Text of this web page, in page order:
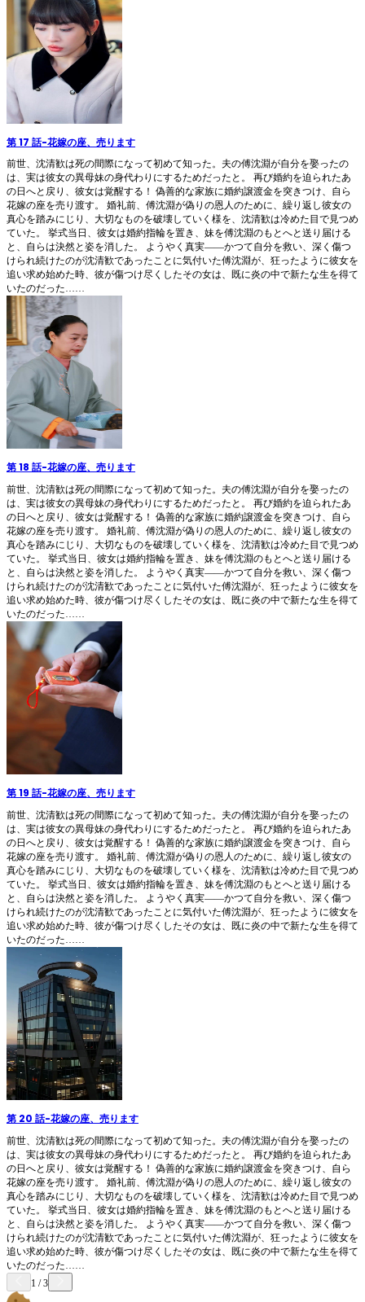
第 17 話-花嫁の座、売ります
前世、沈清歓は死の間際になって初めて知った。夫の傅沈淵が自分を娶ったの
は、実は彼女の異母妹の身代わりにするためだったと。 再び婚約を迫られたあ
の日へと戻り、彼女は覚醒する！ 偽善的な家族に婚約譲渡金を突きつけ、自ら
花嫁の座を売り渡す。 婚礼前、傅沈淵が偽りの恩人のために、繰り返し彼女の
真心を踏みにじり、大切なものを破壊していく様を、沈清歓は冷めた目で見つめ
ていた。 挙式当日、彼女は婚約指輪を置き、妹を傅沈淵のもとへと送り届ける
と、自らは決然と姿を消した。 ようやく真実――かつて自分を救い、深く傷つ
けられ続けたのが沈清歓であったことに気付いた傅沈淵が、狂ったように彼女を
追い求め始めた時、彼が傷つけ尽くしたその女は、既に炎の中で新たな生を得て
いたのだった……
第 18 話-花嫁の座、売ります
前世、沈清歓は死の間際になって初めて知った。夫の傅沈淵が自分を娶ったの
は、実は彼女の異母妹の身代わりにするためだったと。 再び婚約を迫られたあ
の日へと戻り、彼女は覚醒する！ 偽善的な家族に婚約譲渡金を突きつけ、自ら
花嫁の座を売り渡す。 婚礼前、傅沈淵が偽りの恩人のために、繰り返し彼女の
真心を踏みにじり、大切なものを破壊していく様を、沈清歓は冷めた目で見つめ
ていた。 挙式当日、彼女は婚約指輪を置き、妹を傅沈淵のもとへと送り届ける
と、自らは決然と姿を消した。 ようやく真実――かつて自分を救い、深く傷つ
けられ続けたのが沈清歓であったことに気付いた傅沈淵が、狂ったように彼女を
追い求め始めた時、彼が傷つけ尽くしたその女は、既に炎の中で新たな生を得て
いたのだった……
第 19 話-花嫁の座、売ります
前世、沈清歓は死の間際になって初めて知った。夫の傅沈淵が自分を娶ったの
は、実は彼女の異母妹の身代わりにするためだったと。 再び婚約を迫られたあ
の日へと戻り、彼女は覚醒する！ 偽善的な家族に婚約譲渡金を突きつけ、自ら
花嫁の座を売り渡す。 婚礼前、傅沈淵が偽りの恩人のために、繰り返し彼女の
真心を踏みにじり、大切なものを破壊していく様を、沈清歓は冷めた目で見つめ
ていた。 挙式当日、彼女は婚約指輪を置き、妹を傅沈淵のもとへと送り届ける
と、自らは決然と姿を消した。 ようやく真実――かつて自分を救い、深く傷つ
けられ続けたのが沈清歓であったことに気付いた傅沈淵が、狂ったように彼女を
追い求め始めた時、彼が傷つけ尽くしたその女は、既に炎の中で新たな生を得て
いたのだった……
第 20 話-花嫁の座、売ります
前世、沈清歓は死の間際になって初めて知った。夫の傅沈淵が自分を娶ったの
は、実は彼女の異母妹の身代わりにするためだったと。 再び婚約を迫られたあ
の日へと戻り、彼女は覚醒する！ 偽善的な家族に婚約譲渡金を突きつけ、自ら
花嫁の座を売り渡す。 婚礼前、傅沈淵が偽りの恩人のために、繰り返し彼女の
真心を踏みにじり、大切なものを破壊していく様を、沈清歓は冷めた目で見つめ
ていた。 挙式当日、彼女は婚約指輪を置き、妹を傅沈淵のもとへと送り届ける
と、自らは決然と姿を消した。 ようやく真実――かつて自分を救い、深く傷つ
けられ続けたのが沈清歓であったことに気付いた傅沈淵が、狂ったように彼女を
追い求め始めた時、彼が傷つけ尽くしたその女は、既に炎の中で新たな生を得て
いたのだった……
1 /3